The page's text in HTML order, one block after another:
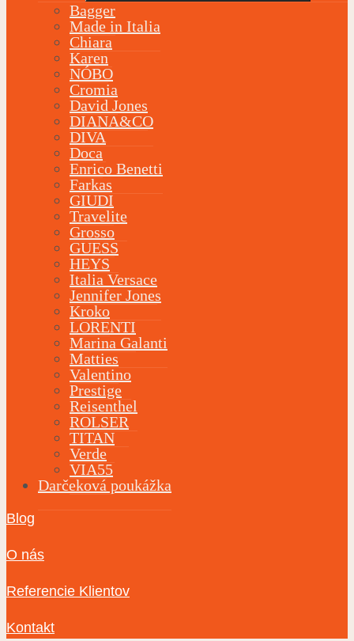
Bagger
Made in Italia
Chiara
Karen
NÓBO
Cromia
David Jones
DIANA&CO
DIVA
Doca
Enrico Benetti
Farkas
GIUDI
Travelite
Grosso
GUESS
HEYS
Italia Versace
Jennifer Jones
Kroko
LORENTI
Marina Galanti
Matties
Valentino
Prestige
Reisenthel
ROLSER
TITAN
Verde
VIA55
Darčeková poukážka
Blog
O nás
Referencie Klientov
Kontakt